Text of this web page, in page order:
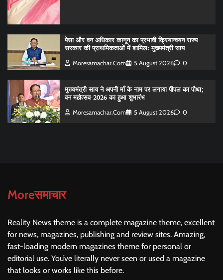
पेसा और वन अधिकार कानून का प्रभावी क्रियान्वयन राज्य
सरकार की प्राथमिकताओं में शामिल: मुख्यमंत्री साय
Moresamachar.com 5 August 2026 0
मुख्यमंत्री साय ने अपनी माँ के नाम पर लगाया पीपल का पौधा;
वन महोत्सव-2026 का हुआ शुभारंभ
Moresamachar.com 5 August 2026 0
Moreसमाचार
Reality News theme is a complete magazine theme, excellent
for news, magazines, publishing and review sites. Amazing,
fast-loading modern magazines theme for personal or
editorial use. You’ve literally never seen or used a magazine
that looks or works like this before.